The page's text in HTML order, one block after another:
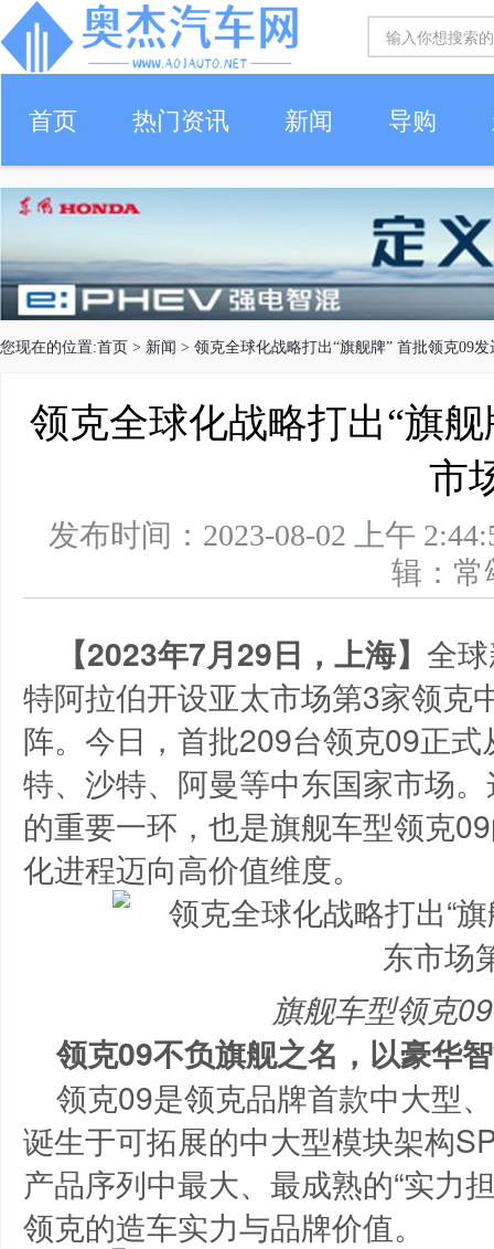
首页 热门资讯 新闻 导购
您现在的位置:首页 > 新闻 > 领克全球化战略打出“旗舰牌” 首批领克09
领克全球化战略打出“旗
市
发布时间：2023-08-02 上午
辑：
【2023年7月29日，上海】 全
特阿拉伯开设亚太市场第3家领克
阵。今日，首批209台领克09正
特、沙特、阿曼等中东国家市场
的重要一环，也是旗舰车型领克
化进程迈向高价值维度。
旗舰车型领克
领克09不负旗舰之名，以豪华
领克09是领克品牌首款中大型
诞生于可拓展的中大型模块架构
产品序列中最大、最成熟的“实力
领克的造车实力与品牌价值。